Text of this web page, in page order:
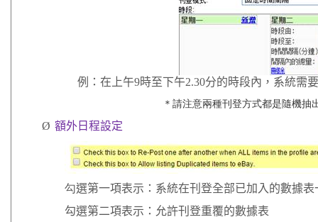
例：在上午9時至下午2.30分的時段內，系統需
＊請注意兩種刊登方式都是隨機抽
Ø 額外日程設定
勾選第一項表示：系統在刊登全部已加入的數據
勾選第二項表示：允許刊登重覆的數據表